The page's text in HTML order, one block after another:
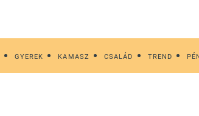
GYEREK KAMASZ CSALÁD TREND